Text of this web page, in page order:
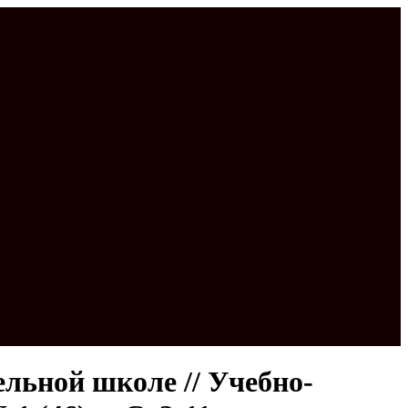
школе // Учебно-